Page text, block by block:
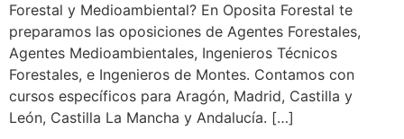
Forestal y Medioambiental? En Oposita Forestal te
preparamos las oposiciones de Agentes Forestales,
Agentes Medioambientales, Ingenieros Técnicos
Forestales, e Ingenieros de Montes. Contamos con
cursos específicos para Aragón, Madrid, Castilla y
León, Castilla La Mancha y Andalucía. […]